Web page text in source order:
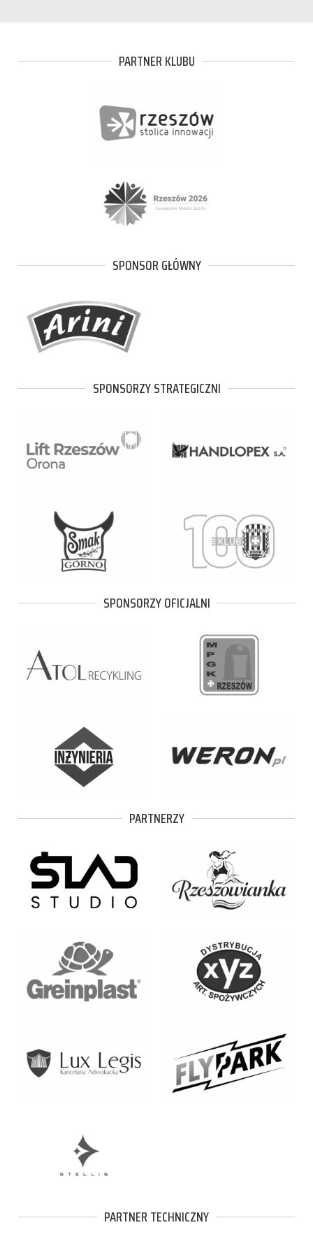
PARTNER KLUBU
SPONSOR GŁÓWNY
SPONSORZY STRATEGICZNI
SPONSORZY OFICJALNI
PARTNERZY
PARTNER TECHNICZNY